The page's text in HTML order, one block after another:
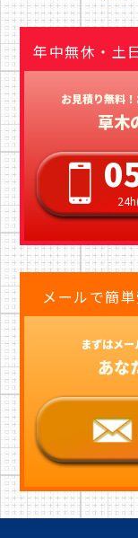
年中無休・土
お見積り無料
草木
メールで簡
まずはメ
あな